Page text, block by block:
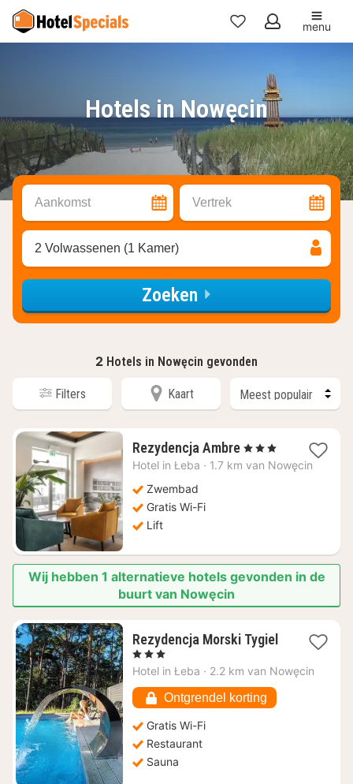
Mijn
menu
Hotels in Nowęcin
Aankomst Vertrek
2 Volwassenen (1 Kamer)
Zoeken
2 Hotels in Nowęcin gevonden
Filters Kaart
Rezydencja Ambre1
nacht
, 3 Sterren
Hotel in Łeba · 1.7 km van Nowęcin
Zwembad
Gratis Wi-Fi
Lift
Wij hebben 1 alternatieve hotels gevonden in de
buurt van Nowęcin
Rezydencja Morski Tygiel
1
nacht
€
160,51
, 3 Sterren
Hotel in Łeba · 2.2 km van Nowęcin
Ontgrendel korting
Gratis Wi-Fi
Restaurant
Sauna